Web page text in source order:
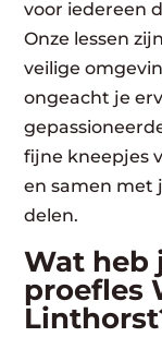
voor iedereen
Onze lessen
veilige
ongeacht je
fijne kneepjes
en samen met
delen.
Wat heb
proefles